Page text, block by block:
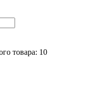
товара: 10